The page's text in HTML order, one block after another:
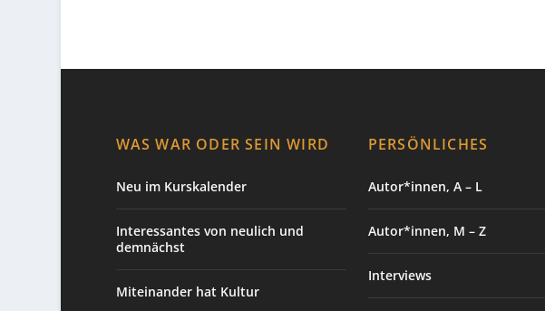
WAS WAR ODER SEIN WIRD
Neu im Kurskalender
Interessantes von neulich und
demnächst
Miteinander hat Kultur
PERSÖNLICHES
Autor*innen, A – L
Autor*innen, M – Z
Interviews